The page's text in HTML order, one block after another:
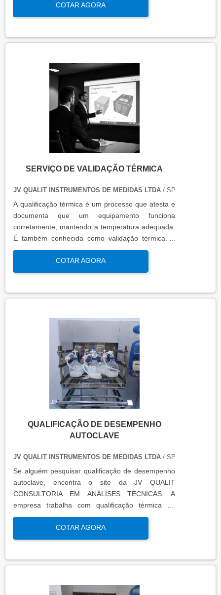
há de mais atual para garantir a qualidade final
para seus clientes.
COTAR AGORA
SERVIÇO DE VALIDAÇÃO TÉRMICA
JV QUALIT INSTRUMENTOS DE MEDIDAS LTDA/ SP
A qualificação térmica é um processo que atesta e
documenta que um equipamento funciona
corretamente, mantendo a temperatura adequada.
É também conhecida como validação térmica. A
qualificação térmica é importante para garantir a
qualidade e eficiência de equipamentos que
precisam de controle de temperatura. É aplicada a
produtos, como autoclaves, estufas, câmaras frias,
qualificação térmica é apresentado em um relatório
técnico que contém informações como gráficos,
certificados de calibração e a conclusão das
condições funcionais.
COTAR AGORA
QUALIFICAÇÃO DE DESEMPENHO
AUTOCLAVE
JV QUALIT INSTRUMENTOS DE MEDIDAS LTDA/ SP
Se alguém pesquisar qualificação de desempenho
autoclave, encontra o site da JV QUALIT
CONSULTORIA EM ANÁLISES TÉCNICAS. A
empresa trabalha com qualificação térmica de
equipamentos e engenharia, disponibilizando o que
há de mais atual para garantir a qualidade final
para seus clientes.
COTAR AGORA